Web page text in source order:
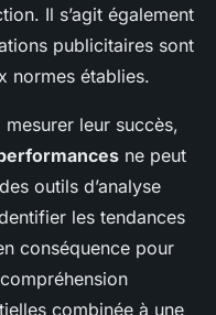
Il s’agit également
publicitaires sont
normes établies.
leur succès,
ne peut
outils d’analyse
les tendances
conséquence pour
combinée à une